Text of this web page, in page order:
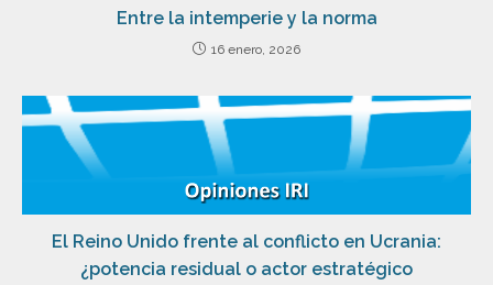
Entre la intemperie y la norma
16 enero, 2026
El Reino Unido frente al conflicto en Ucrania:
¿potencia residual o actor estratégico